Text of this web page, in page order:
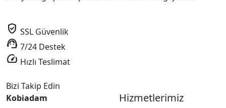
verified_user SSL Güvenlik
support_agent 7/24 Destek
speed Hızlı Teslimat
Bizi Takip Edin
Kobiadam
Hizmetlerimiz